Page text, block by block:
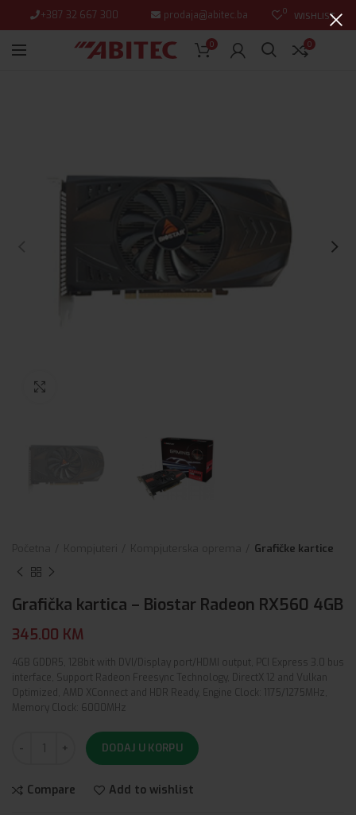
+387 32 667 300 prodaja@abitec.ba 0 WISHLIST
0 0
Grafičke kartice
Grafička kartica – Biostar Radeon RX560 4GB
345.00 KM
4GB GDDR5, 128bit with DVI/Display port/HDMI output, PCI Express 3.0 bus
interface, Support Radeon Freesync Technology, DirectX 12 and Vulkan
Optimized, AMD XConnect and HDR Ready, Engine Clock: 1175/1275MHz,
Memory Clock: 6000MHz
DODAJ U KORPU
Compare Add to wishlist